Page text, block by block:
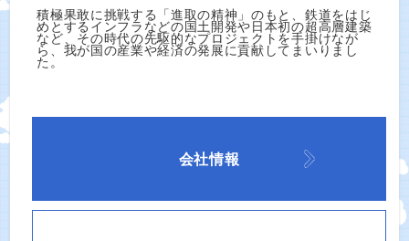
積極果敢に挑戦する「進取の精神」のもと、鉄道をはじ
めとするインフラなどの国土開発や日本初の超高層建築
など、その時代の先駆的なプロジェクトを手掛けなが
ら、我が国の産業や経済の発展に貢献してまいりまし
た。
会社情報